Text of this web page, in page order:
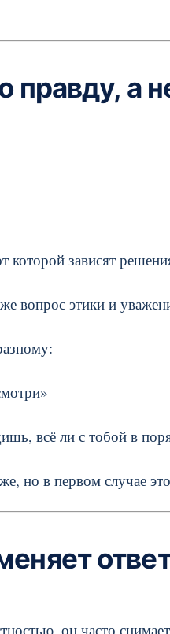
правду, а
зависят
вопрос этики и
всё ли с тобой в
но в первом случае
он часто